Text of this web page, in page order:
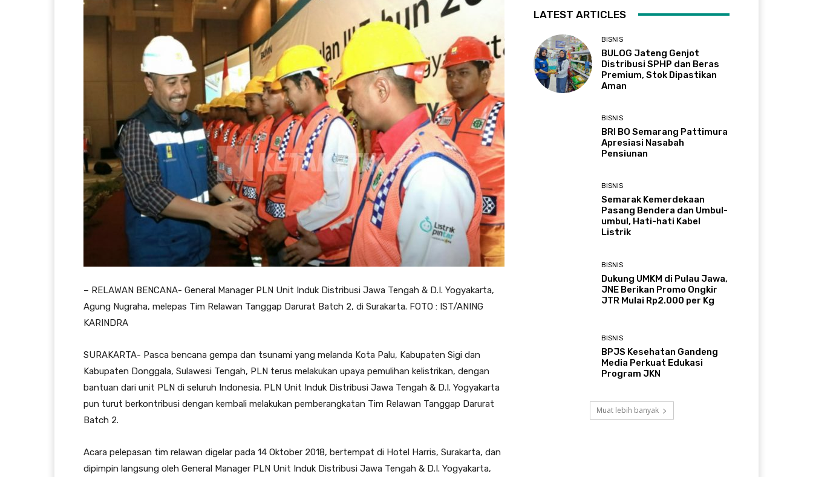
– RELAWAN BENCANA- General Manager PLN Unit Induk Distribusi Jawa Tengah & D.I. Yogyakarta,
Agung Nugraha, melepas Tim Relawan Tanggap Darurat Batch 2, di Surakarta. FOTO : IST/ANING
KARINDRA
SURAKARTA- Pasca bencana gempa dan tsunami yang melanda Kota Palu, Kabupaten Sigi dan
Kabupaten Donggala, Sulawesi Tengah, PLN terus melakukan upaya pemulihan kelistrikan, dengan
bantuan dari unit PLN di seluruh Indonesia. PLN Unit Induk Distribusi Jawa Tengah & D.I. Yogyakarta
pun turut berkontribusi dengan kembali melakukan pemberangkatan Tim Relawan Tanggap Darurat
Batch 2.
Acara pelepasan tim relawan digelar pada 14 Oktober 2018, bertempat di Hotel Harris, Surakarta, dan
dipimpin langsung oleh General Manager PLN Unit Induk Distribusi Jawa Tengah & D.I. Yogyakarta,
LATEST ARTICLES
BISNIS
BULOG Jateng Genjot
Distribusi SPHP dan Beras
Premium, Stok Dipastikan
Aman
BISNIS
BRI BO Semarang Pattimura
Apresiasi Nasabah
Pensiunan
BISNIS
Semarak Kemerdekaan
Pasang Bendera dan Umbul-
umbul, Hati-hati Kabel
Listrik
BISNIS
Dukung UMKM di Pulau Jawa,
JNE Berikan Promo Ongkir
JTR Mulai Rp2.000 per Kg
BISNIS
BPJS Kesehatan Gandeng
Media Perkuat Edukasi
Program JKN
Muat lebih banyak